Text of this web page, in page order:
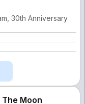
30th Anniversary
Moon